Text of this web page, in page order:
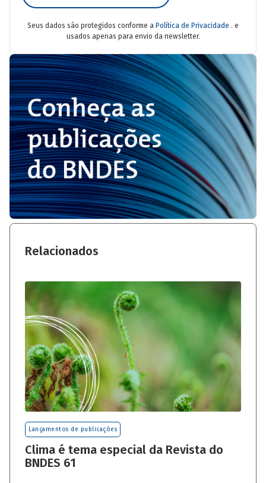
Seus dados são protegidos conforme a Política de Privacidade . e
usados apenas para envio da newsletter.
Relacionados
Lançamentos de publicações
Clima é tema especial da Revista do
BNDES 61